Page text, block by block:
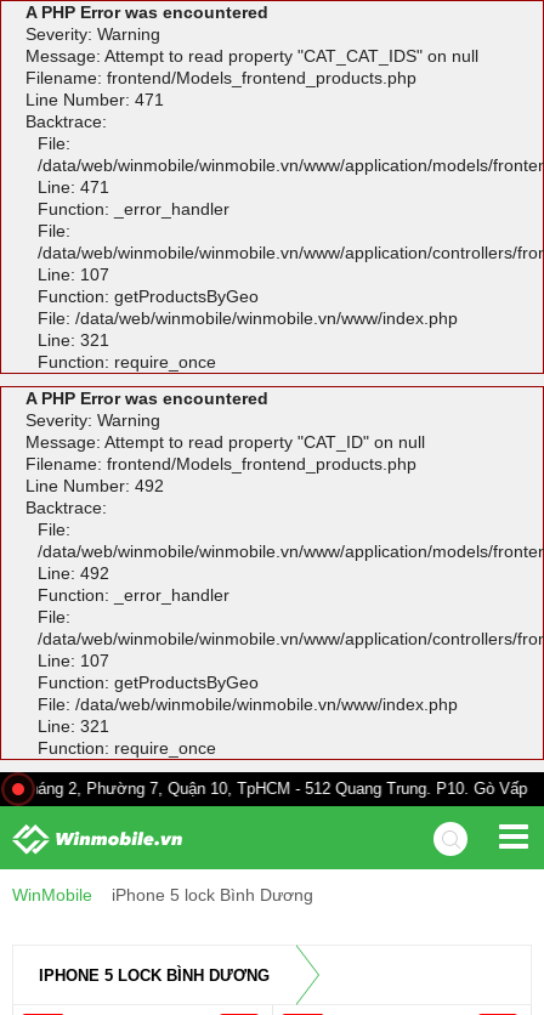
A PHP Error was encountered
Severity: Warning
Message: Attempt to read property "CAT_CAT_IDS" on null
Filename: frontend/Models_frontend_products.php
Line Number: 471
Backtrace:
File:
/data/web/winmobile/winmobile.vn/www/application/models/
Line: 471
Function: _error_handler
File:
/data/web/winmobile/winmobile.vn/www/application/controllers/
Line: 107
Function: getProductsByGeo
File: /data/web/winmobile/winmobile.vn/www/index.php
Line: 321
Function: require_once
A PHP Error was encountered
Severity: Warning
Message: Attempt to read property "CAT_ID" on null
Filename: frontend/Models_frontend_products.php
Line Number: 492
Backtrace:
File:
/data/web/winmobile/winmobile.vn/www/application/models/
Line: 492
Function: _error_handler
File:
/data/web/winmobile/winmobile.vn/www/application/controllers/
Line: 107
Function: getProductsByGeo
File: /data/web/winmobile/winmobile.vn/www/index.php
Line: 321
Function: require_once
7, Quận 10, TpHCM - 512 Quang Trung. P10. Gò Vấp - 528A
WinMobile iPhone 5 lock Bình Dương
IPHONE 5 LOCK BÌNH DƯƠNG